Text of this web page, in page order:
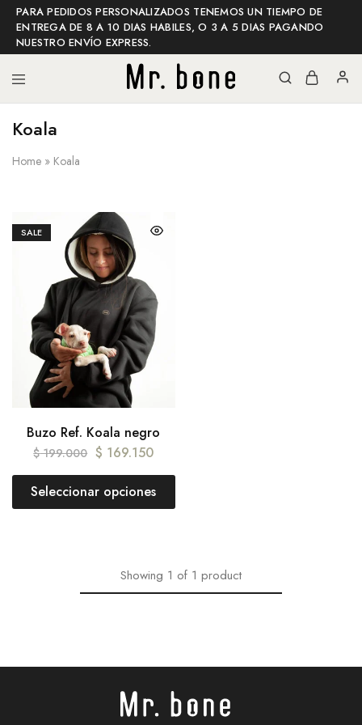
PARA PEDIDOS PERSONALIZADOS TENEMOS UN TIEMPO DE
ENTREGA DE 8 A 10 DIAS HABILES, O 3 A 5 DIAS PAGANDO
NUESTRO ENVÍO EXPRESS.
Koala
Home » Koala
SALE
Buzo Ref. Koala negro
$199.000 $ 169.150
Seleccionar opciones
Showing 1 of 1 product